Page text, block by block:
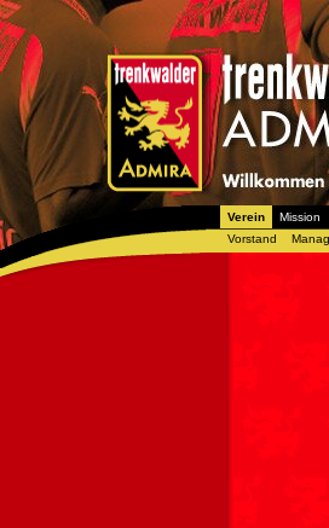
Verein Mission
Vorstand